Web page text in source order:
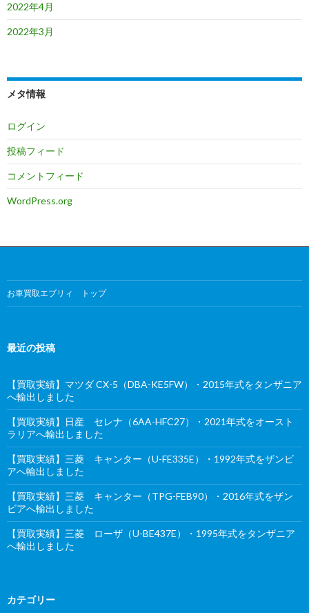
2022年4月
2022年3月
メタ情報
ログイン
投稿フィード
コメントフィード
WordPress.org
お車買取エブリィ トップ
最近の投稿
【買取実績】マツダ CX-5（DBA-KE5FW）・2015年式をタンザニア
へ輸出しました
【買取実績】日産 セレナ（6AA-HFC27）・2021年式をオースト
ラリアへ輸出しました
【買取実績】三菱 キャンター（U-FE335E）・1992年式をザンビ
アへ輸出しました
【買取実績】三菱 キャンター（TPG-FEB90）・2016年式をザン
ビアへ輸出しました
【買取実績】三菱 ローザ（U-BE437E）・1995年式をタンザニア
へ輸出しました
カテゴリー